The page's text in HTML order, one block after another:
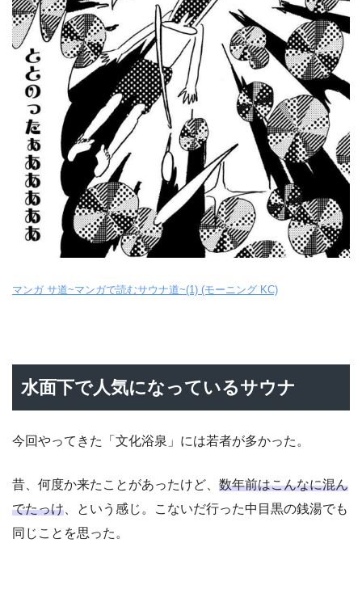
マンガ サ道~マンガで読むサウナ道~(1) (モーニング KC)
水面下で人気になっているサウナ
今回やってきた「文化浴泉」には若者が多かった。
昔、何度か来たことがあったけど、 数年前はこんなに混ん
でたっけ 、という感じ。こないだ行った中目黒の銭湯でも
同じことを思った。